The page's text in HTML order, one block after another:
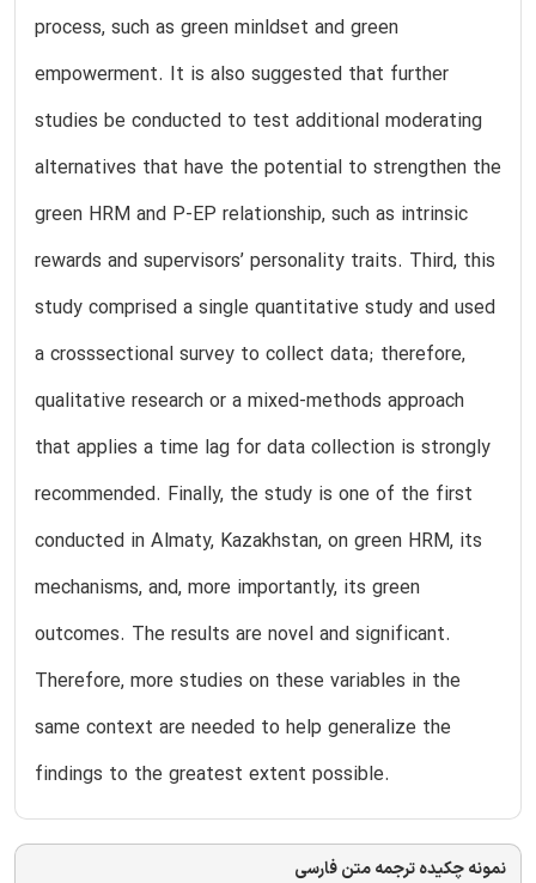
process, such as green minldset and green
empowerment. It is also suggested that further
studies be conducted to test additional moderating
alternatives that have the potential to strengthen the
green HRM and P-EP relationship, such as intrinsic
rewards and supervisors’ personality traits. Third, this
study comprised a single quantitative study and used
a crosssectional survey to collect data; therefore,
qualitative research or a mixed-methods approach
that applies a time lag for data collection is strongly
recommended. Finally, the study is one of the first
conducted in Almaty, Kazakhstan, on green HRM, its
mechanisms, and, more importantly, its green
outcomes. The results are novel and significant.
Therefore, more studies on these variables in the
same context are needed to help generalize the
findings to the greatest extent possible.
نمونه چکیده ترجمه متن فارسی